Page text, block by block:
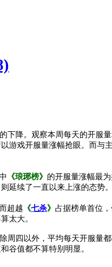
降。观察本周每天的开服
游戏开服量涨幅抢眼。而
《琅琊榜》 的开服量涨幅最
则延续了一直以来上涨的态势。
超越 《七杀》 占据榜单首位
太大。
四以外，平均每天开服量
谷值都不算特别明显。